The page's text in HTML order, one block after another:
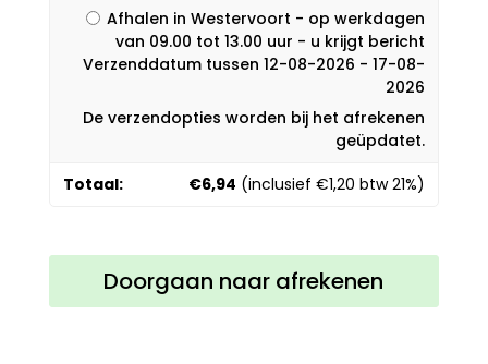
Afhalen in Westervoort - op werkdagen
van 09.00 tot 13.00 uur - u krijgt bericht
Verzenddatum tussen 12-08-2026 - 17-08-
2026
De verzendopties worden bij het afrekenen
geüpdatet.
€6,94 (inclusief €1,20 btw 21%)
Doorgaan naar afrekenen